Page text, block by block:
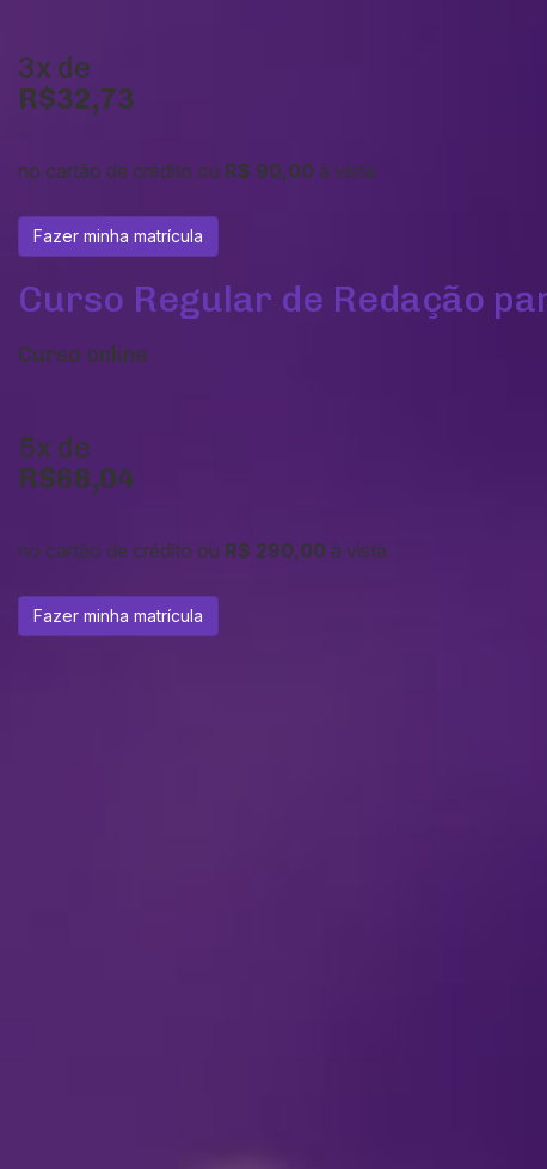
3x de
R$32,73
no cartão de crédito ou R$ 90,00 à vista
Fazer minha matrícula
Curso Regular de Redação
Curso online
5x de
R$66,04
no cartão de crédito ou R$ 290,00 à vista
Fazer minha matrícula